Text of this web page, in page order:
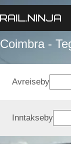
Coimbra -
Avreiseby
Inntakseby